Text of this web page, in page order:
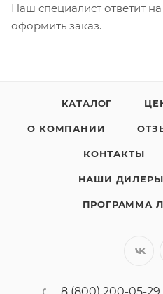
Наш специалист ответит
оформить заказ.
КАТАЛОГ
О КОМПАНИИ
КОНТАКТЫ
НАШИ ДИЛЕРЫ
ПРОГРАММА